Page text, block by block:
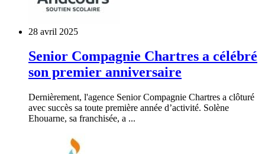
28 avril 2025
Senior Compagnie Chartres a célébré
son premier anniversaire
Dernièrement, l'agence Senior Compagnie Chartres a clôturé
avec succès sa toute première année d’activité. Solène
Ehouarne, sa franchisée, a ...